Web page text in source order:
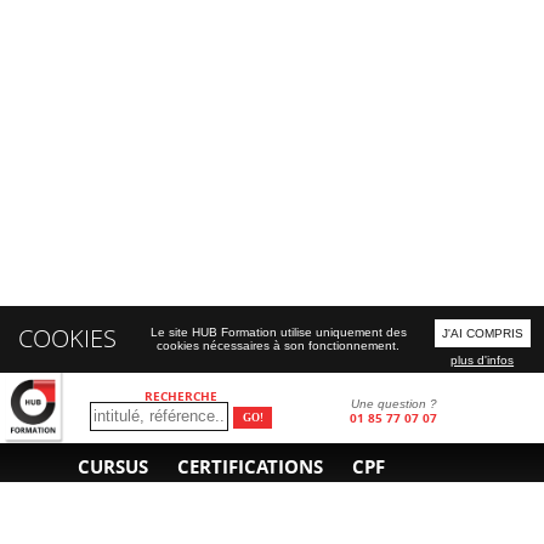
RECHERCHE Une question ?
01 85 77 07 07
CURSUS CERTIFICATIONS CPF
COOKIES
Le site HUB Formation utilise uniquement des
cookies nécessaires à son fonctionnement.
J'AI COMPRIS
plus d'infos